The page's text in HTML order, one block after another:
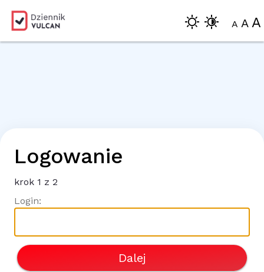
A A A
Logowanie
krok 1 z 2
Login:
Dalej